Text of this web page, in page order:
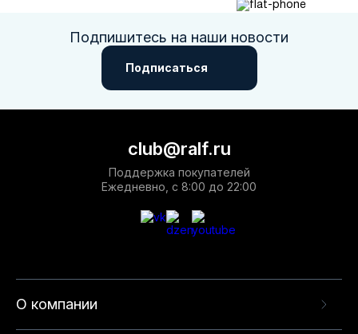
Подпишитесь на наши новости
Подписаться
О компании
club@ralf.ru
Поддержка покупателей
Ежедневно, с 8:00 до 22:00